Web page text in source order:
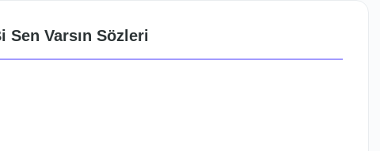
Sen Varsın Sözleri